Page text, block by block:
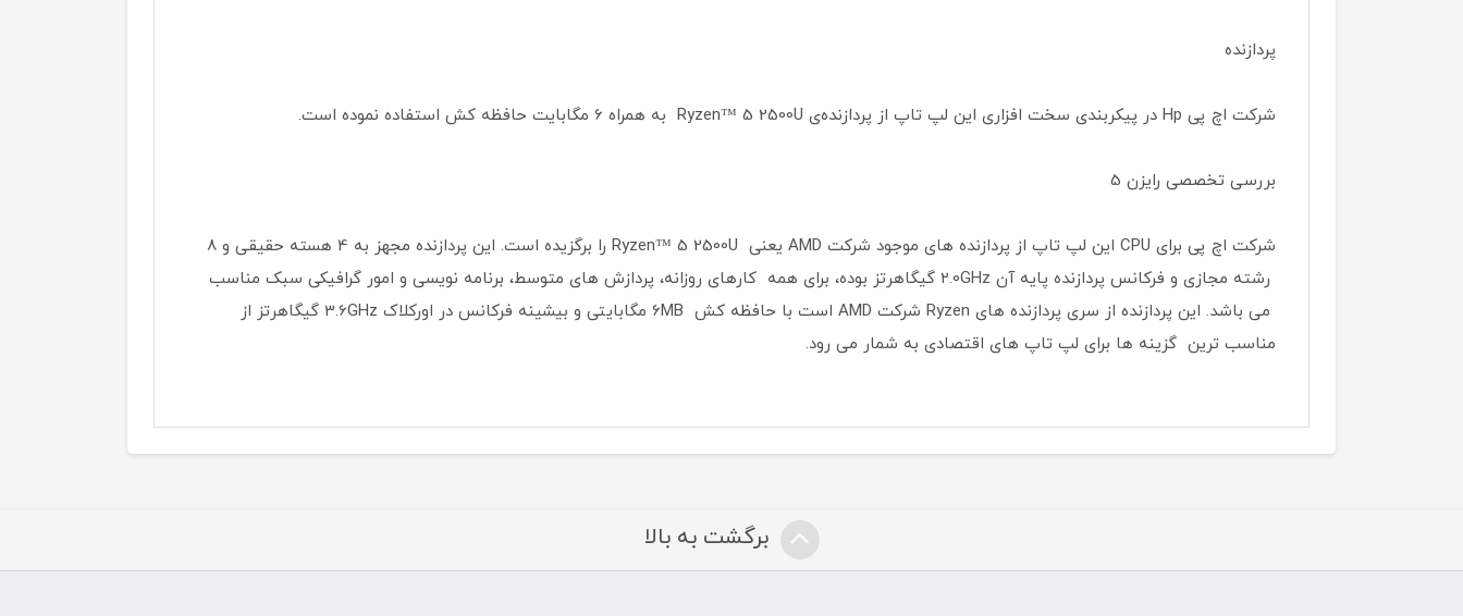
پردازنده
شرکت اچ ‌پی Hp در پیکربندی سخت‌ افزاری این لپ تاپ از پردازنده‌‌ی Ryzen™ 5 2500U به همراه 6 مگابایت حافظه کش استفاده نموده است.
بررسی تخصصی رایزن 5
شرکت اچ پی برای CPU این لپ تاپ از پردازنده های موجود شرکت AMD یعنی Ryzen™ 5 2500U را برگزیده است. این پردازنده مجهز به 4 هسته حقیقی و 8
رشته مجازی و فرکانس پردازنده پایه آن 2.0GHz گیگاهرتز بوده، برای همه کارهای روزانه، پردازش های متوسط، برنامه نویسی و امور گرافیکی سبک مناسب
می باشد. این پردازنده از سری پردازنده های Ryzen شرکت AMD است با حافظه کش 6MB مگابایتی و بیشینه فرکانس در اورکلاک 3.6GHz گیگاهرتز از
مناسب ترین گزینه ها برای لپ تاپ های اقتصادی به شمار می رود.
برگشت به بالا